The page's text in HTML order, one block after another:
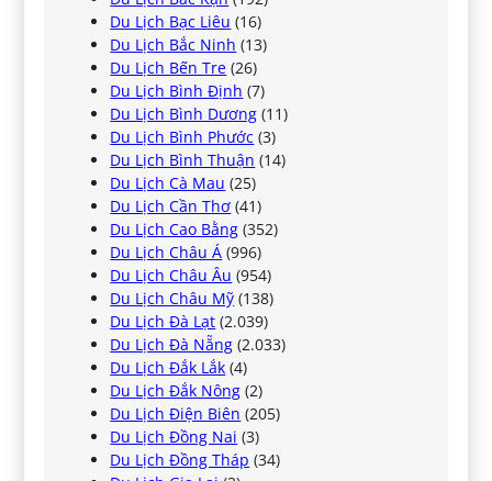
Du Lịch Bạc Liêu (16)
Du Lịch Bắc Ninh (13)
Du Lịch Bến Tre (26)
Du Lịch Bình Định (7)
Du Lịch Bình Dương (11)
Du Lịch Bình Phước (3)
Du Lịch Bình Thuận (14)
Du Lịch Cà Mau (25)
Du Lịch Cần Thơ (41)
Du Lịch Cao Bằng (352)
Du Lịch Châu Á (996)
Du Lịch Châu Âu (954)
Du Lịch Châu Mỹ (138)
Du Lịch Đà Lạt (2.039)
Du Lịch Đà Nẵng (2.033)
Du Lịch Đắk Lắk (4)
Du Lịch Đắk Nông (2)
Du Lịch Điện Biên (205)
Du Lịch Đồng Nai (3)
Du Lịch Đồng Tháp (34)